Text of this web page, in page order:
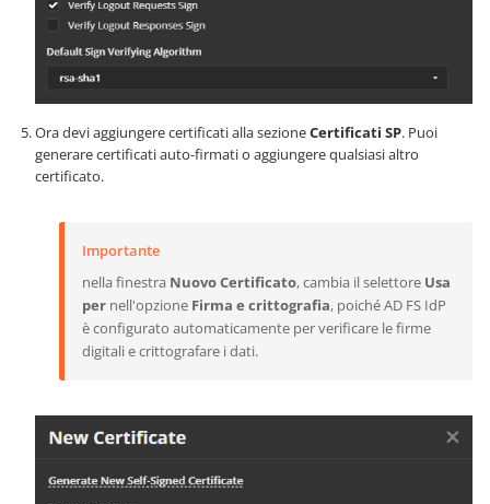
Ora devi aggiungere certificati alla sezioneCertificati SP. Puoi
generare certificati auto-firmati o aggiungere qualsiasi altro
certificato.
Importante
nella finestra Nuovo Certificato, cambia il selettore Usa
per nell'opzione Firma e crittografia, poiché AD FS IdP
è configurato automaticamente per verificare le firme
digitali e crittografare i dati.